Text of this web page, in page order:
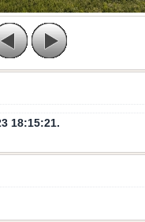
18:15:21.